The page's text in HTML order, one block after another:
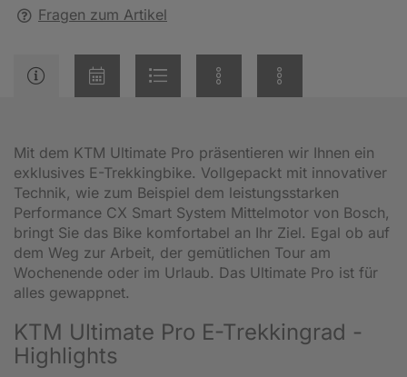
Fragen zum Artikel
Mit dem KTM Ultimate Pro präsentieren wir Ihnen ein
exklusives E-Trekkingbike. Vollgepackt mit innovativer
Technik, wie zum Beispiel dem leistungsstarken
Performance CX Smart System Mittelmotor von Bosch,
bringt Sie das Bike komfortabel an Ihr Ziel. Egal ob auf
dem Weg zur Arbeit, der gemütlichen Tour am
Wochenende oder im Urlaub. Das Ultimate Pro ist für
alles gewappnet.
KTM Ultimate Pro E-Trekkingrad -
Highlights